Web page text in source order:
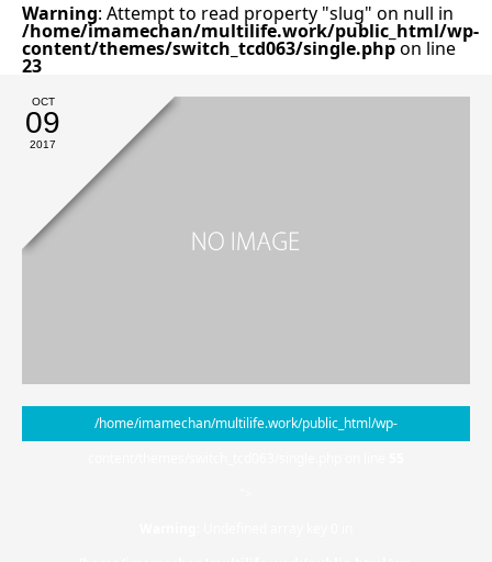
Warning: Attempt to read property "slug" on null in
/home/imamechan/multilife.work/public_html/wp-
content/themes/switch_tcd063/single.phpon line
23
OCT
09
2017
/home/imamechan/multilife.work/public_html/wp-